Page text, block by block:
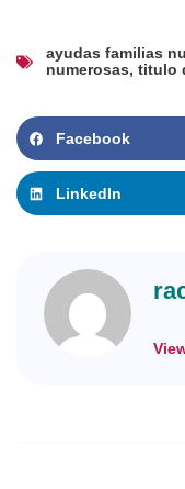
ayudas familias
numerosas, titulo
Facebook
LinkedIn